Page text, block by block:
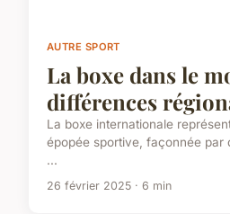
AUTRE SPORT
La boxe dans le
différences
La boxe internationale
épopée sportive, façonnée par
...
26 février 2025 · 6 min